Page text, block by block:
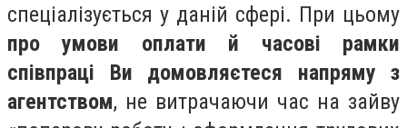
спеціалізується у даній сфері. При цьому
про умови оплати й часові рамки
співпраці Ви домовляєтеся напряму з
агентством, не витрачаючи час на зайву